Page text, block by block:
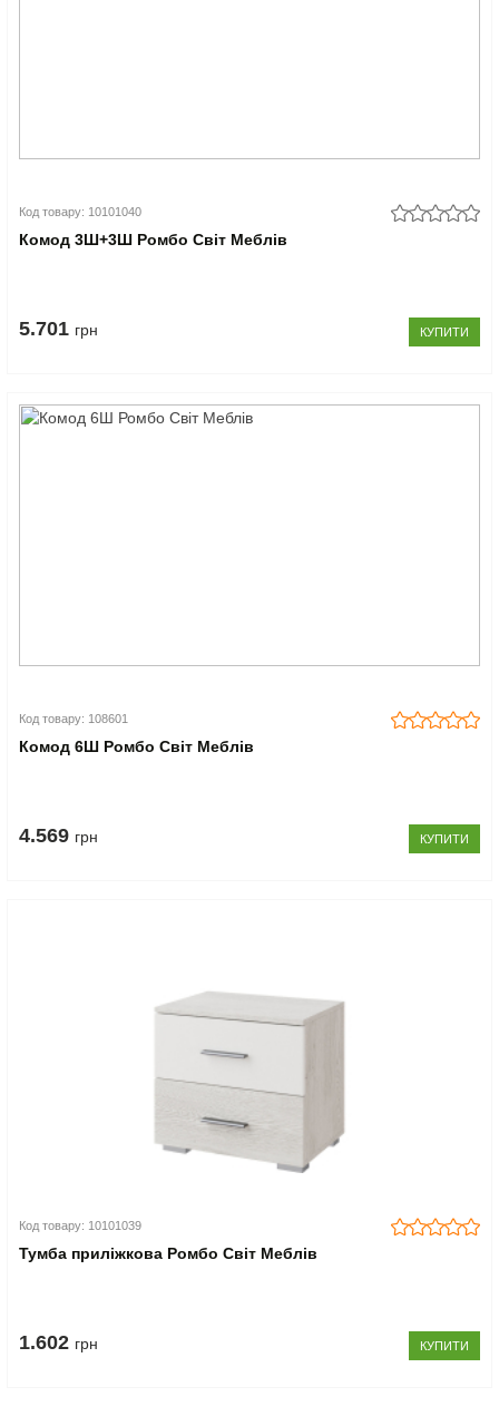
Код товару: 10101040
Комод 3Ш+3Ш Ромбо Світ Меблів
5.701 грн КУПИТИ
Код товару: 108601
Комод 6Ш Ромбо Світ Меблів
4.569 грн КУПИТИ
Код товару: 10101039
Тумба приліжкова Ромбо Світ Меблів
1.602 грн КУПИТИ